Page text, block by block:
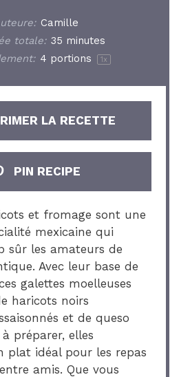
Camille
totale: 35 minutes
4 portions 1x
LA RECETTE
PIN RECIPE
et fromage sont une
mexicaine qui
sûr les amateurs de
Avec leur base de
galettes moelleuses
haricots noirs
et de queso
préparer, elles
plat idéal pour les repas
amis. Que vous